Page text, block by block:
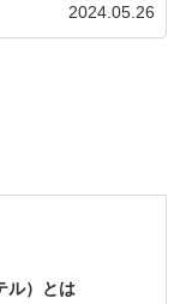
2024.05.26
ル）とは